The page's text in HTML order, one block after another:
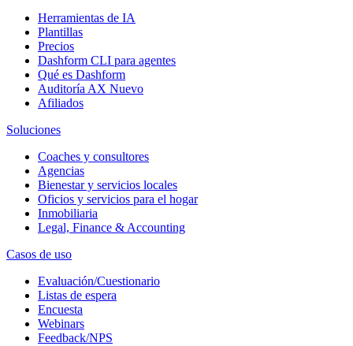
Herramientas de IA
Plantillas
Precios
Dashform CLI para agentes
Qué es Dashform
Auditoría AX Nuevo
Afiliados
Soluciones
Coaches y consultores
Agencias
Bienestar y servicios locales
Oficios y servicios para el hogar
Inmobiliaria
Legal, Finance & Accounting
Casos de uso
Evaluación/Cuestionario
Listas de espera
Encuesta
Webinars
Feedback/NPS